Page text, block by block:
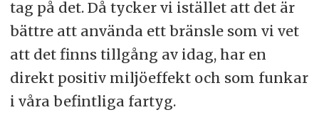
tag på det. Då tycker vi istället att det är
bättre att använda ett bränsle som vi vet
att det finns tillgång av idag, har en
direkt positiv miljöeffekt och som funkar
i våra befintliga fartyg.